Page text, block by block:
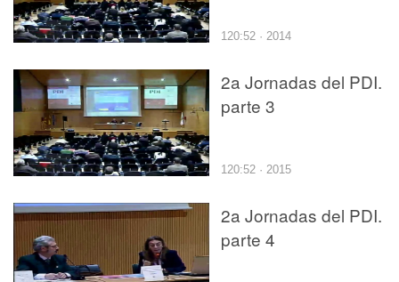
120:52 · 2014
2a Jornadas del PDI.
parte 3
120:52 · 2015
2a Jornadas del PDI.
parte 4